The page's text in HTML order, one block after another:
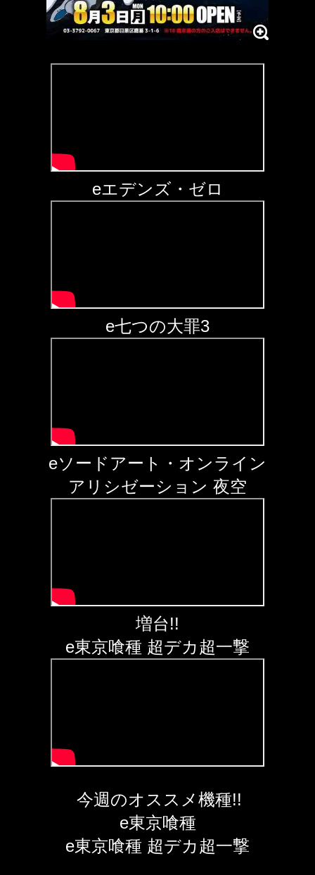
eエデンズ・ゼロ
e七つの大罪3
eソードアート・オンライン
アリシゼーション 夜空
増台!!
e東京喰種 超デカ超一撃
今週のオススメ機種!!
e東京喰種
e東京喰種 超デカ超一撃